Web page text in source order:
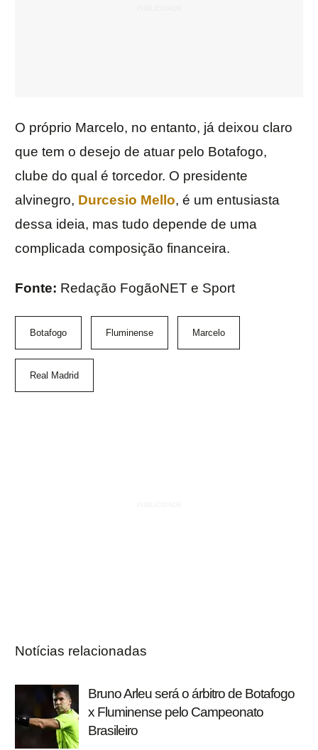
O próprio Marcelo, no entanto, já deixou claro
que tem o desejo de atuar pelo Botafogo,
clube do qual é torcedor. O presidente
alvinegro, Durcesio Mello, é um entusiasta
dessa ideia, mas tudo depende de uma
complicada composição financeira.
Fonte: Redação FogãoNET e Sport
Botafogo Fluminense Marcelo
Real Madrid
Notícias relacionadas
Bruno Arleu será o árbitro de Botafogo
x Fluminense pelo Campeonato
Brasileiro